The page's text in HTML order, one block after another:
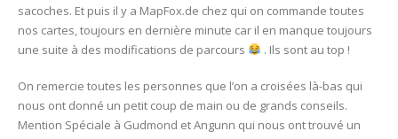
sacoches. Et puis il y a MapFox.de chez qui on commande toutes
nos cartes, toujours en dernière minute car il en manque toujours
une suite à des modifications de parcours
. Ils sont au top !
On remercie toutes les personnes que l’on a croisées là-bas qui
nous ont donné un petit coup de main ou de grands conseils.
Mention Spéciale à Gudmond et Angunn qui nous ont trouvé un